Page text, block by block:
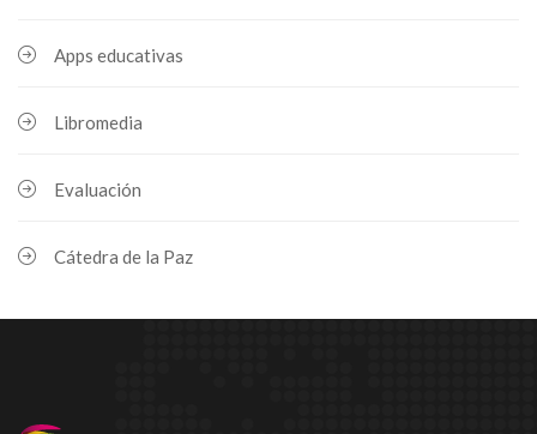
Apps educativas
Libromedia
Evaluación
Cátedra de la Paz